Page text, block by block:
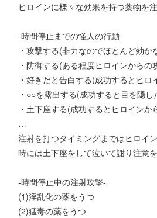
ヒロインに様々な効果を持つ薬物を
-時間停止までの怪人の行動-
・攻撃する(非力なのでほとんど効か
・防御する(ある程度ヒロインからの
・好きだと告白する(成功するとヒ
・○○を露出する(成功すると目を隠
・土下座する(成功するとヒロイン
…
注射を打つタイミングまではヒロイ
時には土下座をして泣いて謝り注意
-時間停止中の注射攻撃-
(1)淫乱化の薬をうつ
(2)猛毒の薬をうつ